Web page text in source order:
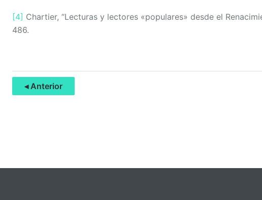
[4] Chartier, “Lecturas y lectores «populares» desde el
486.
◂ Anterior